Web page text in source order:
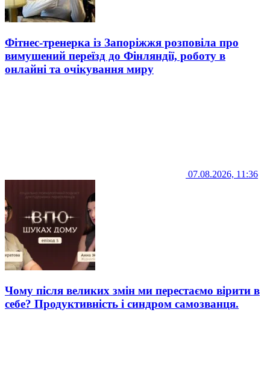
Фітнес-тренерка із Запоріжжя розповіла про
вимушений переїзд до Фінляндії, роботу в
онлайні та очікування миру
07.08.2026, 11:36
Чому після великих змін ми перестаємо вірити в
себе? Продуктивність і синдром самозванця.